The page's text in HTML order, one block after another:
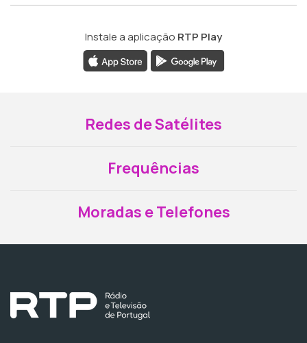
Instale a aplicação RTP Play
Redes de Satélites
Frequências
Moradas e Telefones